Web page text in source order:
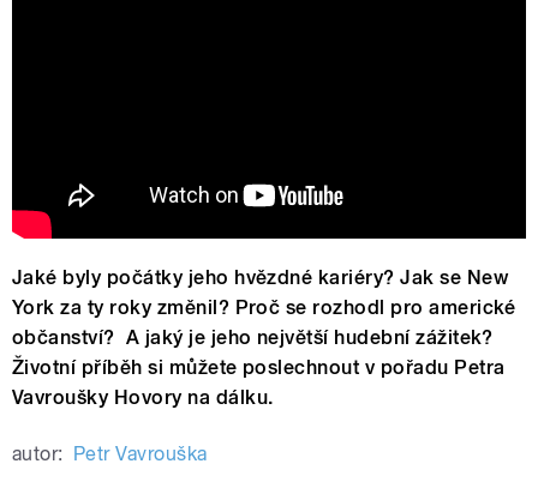
Jaké byly počátky jeho hvězdné kariéry? Jak se New
York za ty roky změnil? Proč se rozhodl pro americké
občanství? A jaký je jeho největší hudební zážitek?
Životní příběh si můžete poslechnout v pořadu Petra
Vavroušky Hovory na dálku.
autor: Petr Vavrouška